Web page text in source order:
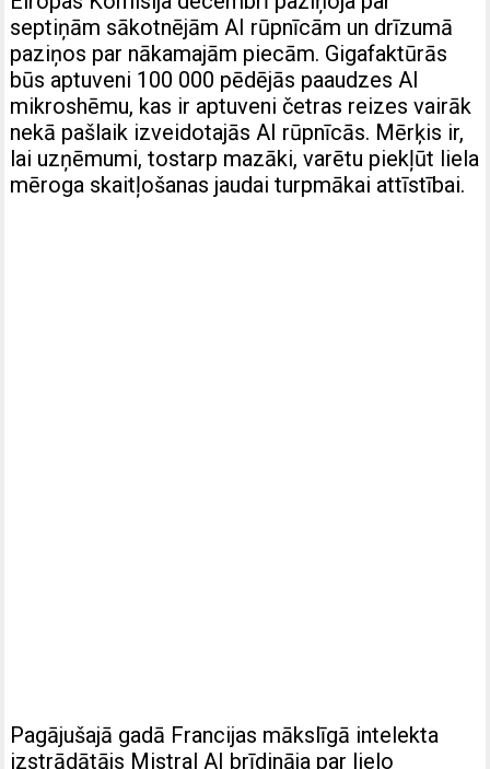
septiņām sākotnējām AI rūpnīcām un drīzumā
paziņos par nākamajām piecām. Gigafaktūrās
būs aptuveni 100 000 pēdējās paaudzes AI
mikroshēmu, kas ir aptuveni četras reizes vairāk
nekā pašlaik izveidotajās AI rūpnīcās. Mērķis ir,
lai uzņēmumi, tostarp mazāki, varētu piekļūt liela
mēroga skaitļošanas jaudai turpmākai attīstībai.
Pagājušajā gadā Francijas mākslīgā intelekta
izstrādātājs Mistral AI brīdināja par lielo